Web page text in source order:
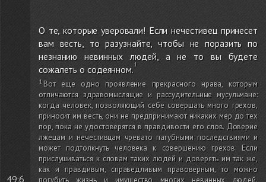
49:6
О те, которые уверовали! Если нечестивец принесет
вам весть, то разузнайте, чтобы не поразить по
незнанию невинных людей, а не то вы будете
сожалеть о содеянном.
Вот еще одно проявление прекрасного нрава, которым
отличаются здравомыслящие и рассудительные мусульмане:
когда человек, позволяющий себе совершать много грехов,
приносит им весть, они не предпринимают никаких мер до тех
пор, пока не удостоверятся в правдивости его слов. Доверие
лжецам и нечестивцам чревато пагубными последствиями и
может подтолкнуть человека к совершению грехов. Если
прислушиваться к словам таких людей и доверять им так же,
как и правдивым, справедливым правоверным, то можно
погубить жизнь и имущество многих невинных людей.